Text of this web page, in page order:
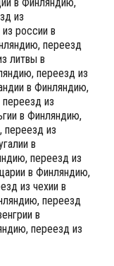
из
россии в
переезд
литвы в
переезд из
в Финляндию,
из
в Финляндию,
из
в
переезд из
в Финляндию,
из чехии в
переезд
в
переезд из